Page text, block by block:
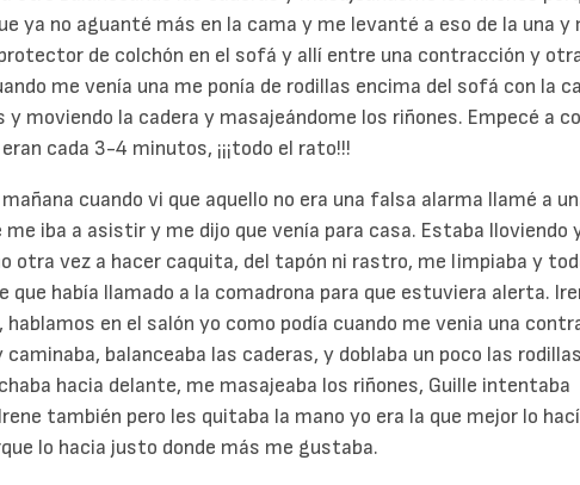
ya no aguanté más en la cama y me levanté a eso de la una y
de colchón en el sofá y allí entre una contracción y
me venía una me ponía de rodillas encima del sofá con la
y moviendo la cadera y masajeándome los riñones. Empecé a
cada 3-4 minutos, ¡¡¡todo el rato!!!
cuando vi que aquello no era una falsa alarma llamé a
me iba a asistir y me dijo que venía para casa. Estaba lloviendo
otra vez a hacer caquita, del tapón ni rastro, me limpiaba y
que había llamado a la comadrona para que estuviera alerta.
hablamos en el salón yo como podía cuando me venia una
balanceaba las caderas, y doblaba un poco las
hacia delante, me masajeaba los riñones, Guille intentaba
también pero les quitaba la mano yo era la que mejor lo
lo hacia justo donde más me gustaba.